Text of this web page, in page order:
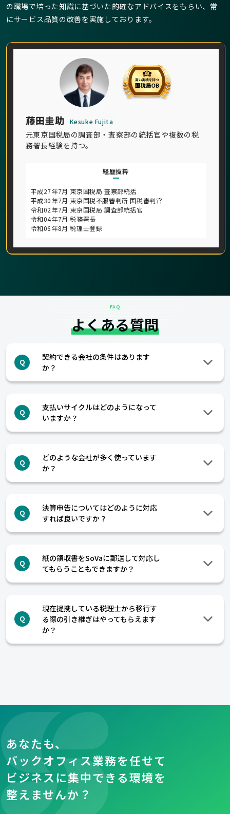
藤田圭助 Kesuke Fujita
元東京国税局の調査部・査察部の統括官や複数の税
務署長経験を持つ。
経歴抜粋
平成27年7月 東京国税局 査察部統括
平成30年7月 東京国税不服審判所 国税審判官
令和02年7月 東京国税局 調査部統括官
令和04年7月 税務署長
令和06年8月 税理士登録
の職場で培った知識に基づいた的確なアドバイスをもらい、常
にサービス品質の改善を実施しております。
FAQ
よくある質問
Q
契約できる会社の条件はあります
か？
Q
支払いサイクルはどのようになって
いますか？
Q
どのような会社が多く使っています
か？
Q
決算申告についてはどのように対応
すれば良いですか？
Q
紙の領収書をSoVaに郵送して対応し
てもらうこともできますか？
Q
現在提携している税理士から移行す
る際の引き継ぎはやってもらえます
か？
あなたも、
バックオフィス業務を任せて
ビジネスに集中できる環境を
整えませんか？